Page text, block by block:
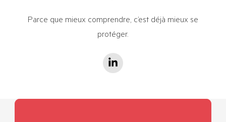
Parce que mieux comprendre, c’est déjà mieux se
protéger.